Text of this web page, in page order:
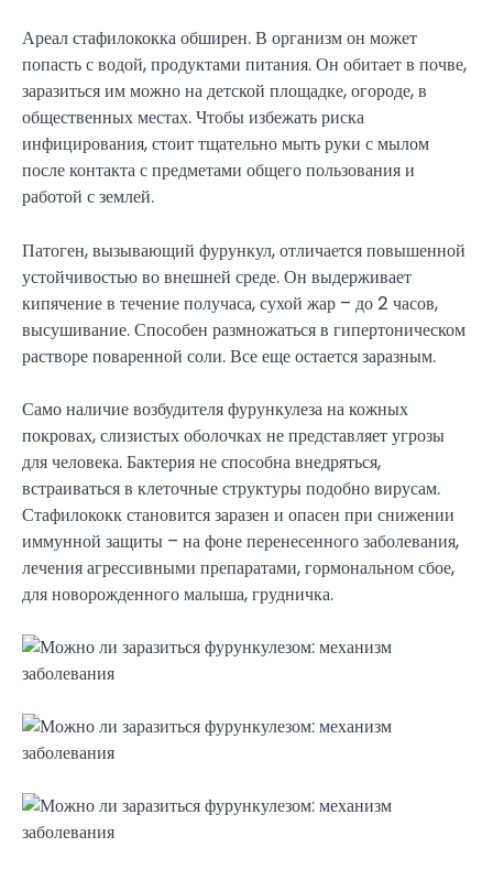
Ареал стафилококка обширен. В организм он может
попасть с водой, продуктами питания. Он обитает в почве,
заразиться им можно на детской площадке, огороде, в
общественных местах. Чтобы избежать риска
инфицирования, стоит тщательно мыть руки с мылом
после контакта с предметами общего пользования и
работой с землей.
Патоген, вызывающий фурункул, отличается повышенной
устойчивостью во внешней среде. Он выдерживает
кипячение в течение получаса, сухой жар – до 2 часов,
высушивание. Способен размножаться в гипертоническом
растворе поваренной соли. Все еще остается заразным.
Само наличие возбудителя фурункулеза на кожных
покровах, слизистых оболочках не представляет угрозы
для человека. Бактерия не способна внедряться,
встраиваться в клеточные структуры подобно вирусам.
Стафилококк становится заразен и опасен при снижении
иммунной защиты – на фоне перенесенного заболевания,
лечения агрессивными препаратами, гормональном сбое,
для новорожденного малыша, грудничка.